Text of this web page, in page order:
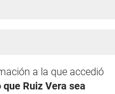
a la que accedió
Ruiz Vera sea